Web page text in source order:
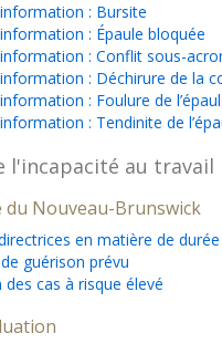
: Bursite
: Épaule bloquée
: Conflit sous-
: Déchirure de la
: Foulure de
: Tendinite de
l'incapacité au travail
du Nouveau-Brunswick
en matière de durée
guérison prévu
des cas à risque élevé